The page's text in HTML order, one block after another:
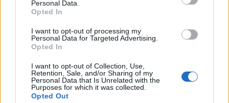
Personal Data.
Opted In
I want to opt-out of processing my
Personal Data for Targeted Advertising.
Opted In
I want to opt-out of Collection, Use,
Retention, Sale, and/or Sharing of my
Personal Data that Is Unrelated with the
Purposes for which it was collected.
Opted Out